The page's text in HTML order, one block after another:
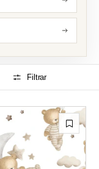
Filtrar